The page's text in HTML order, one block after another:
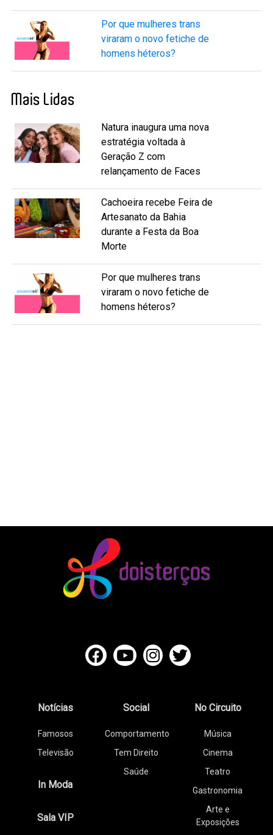
Por que mulheres trans
viraram o novo fetiche de
homens héteros?
Mais Lidas
Natura inaugura uma nova
estratégia voltada à
Geração Z com
relançamento de Faces
Cachoeira recebe Feira de
Artesanato da Bahia
durante a Festa da Boa
Morte
Por que mulheres trans
viraram o novo fetiche de
homens héteros?
Notícias
Famosos
Televisão
In Moda
Sala VIP
Social
Comportamento
Tem Direito
Saúde
No Circuito
Música
Cinema
Teatro
Gastronomia
Arte e
Exposições